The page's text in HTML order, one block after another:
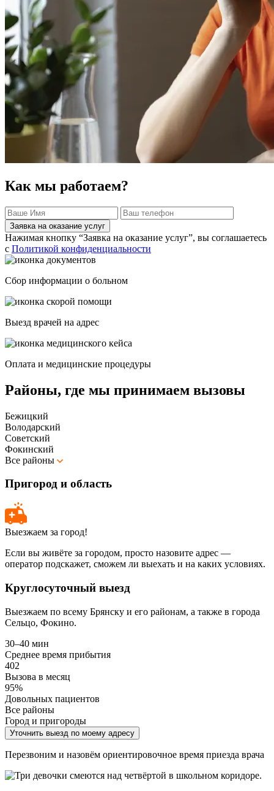
Как мы работаем?
Заявка на оказание услуг
Нажимая кнопку “Заявка на оказание услуг”, вы соглашаетесь
с Политикой конфиденциальности
Сбор информации о больном
Выезд врачей на адрес
Оплата и медицинские процедуры
Районы, где мы принимаем вызовы
Бежицкий
Володарский
Советский
Фокинский
Все районы
Пригород и область
Выезжаем за город!
Если вы живёте за городом, просто назовите адрес —
оператор подскажет, сможем ли выехать и на каких условиях.
Круглосуточный выезд
Выезжаем по всему Брянску и его районам, а также в города
Сельцо, Фокино.
30–40 мин
Среднее время прибытия
402
Вызова в месяц
95%
Довольных пациентов
Все районы
Город и пригороды
Уточнить выезд по моему адресу
Перезвоним и назовём ориентировочное время приезда врача